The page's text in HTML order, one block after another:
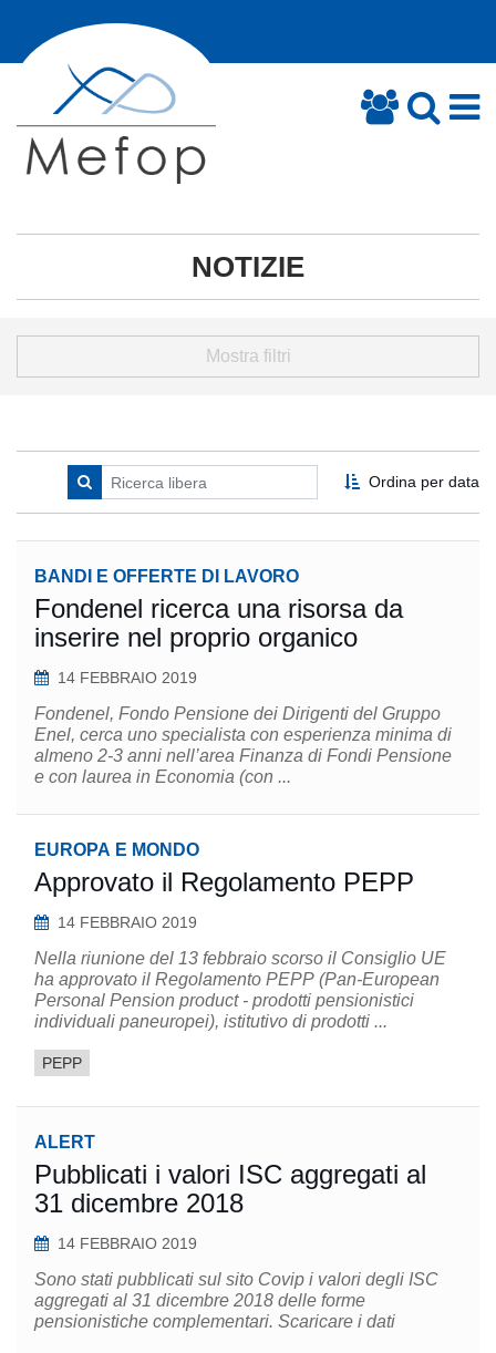
NOTIZIE
Mostra filtri
Ordina per data
BANDI E OFFERTE DI LAVORO
Fondenel ricerca una risorsa da
inserire nel proprio organico
14 FEBBRAIO 2019
Fondenel, Fondo Pensione dei Dirigenti del Gruppo
Enel, cerca uno specialista con esperienza minima di
almeno 2-3 anni nell’area Finanza di Fondi Pensione
e con laurea in Economia (con ...
EUROPA E MONDO
Approvato il Regolamento PEPP
14 FEBBRAIO 2019
Nella riunione del 13 febbraio scorso il Consiglio UE
ha approvato il Regolamento PEPP (Pan-European
Personal Pension product - prodotti pensionistici
individuali paneuropei), istitutivo di prodotti ...
PEPP
ALERT
Pubblicati i valori ISC aggregati al
31 dicembre 2018
14 FEBBRAIO 2019
Sono stati pubblicati sul sito Covip i valori degli ISC
aggregati al 31 dicembre 2018 delle forme
pensionistiche complementari. Scaricare i dati